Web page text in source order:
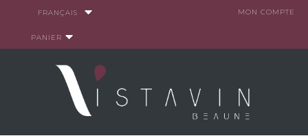
MON COMPTE
FRANÇAIS
PANIER